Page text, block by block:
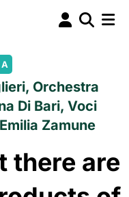
Orchestra
Di Bari, Voci
Zamune
there are